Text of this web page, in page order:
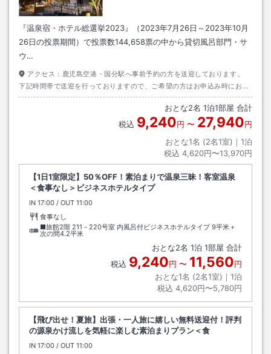
『温泉宿・ホテル総選挙2023』（2023年7月26日～2023年10月
26日の投票期間）で投票数144,658票の中から貸切風呂部門・サ
ウ…
アクセス： 鹿児島空港・国分駅へ事前予約の方を送迎しております。
下記時間帯で送迎を行っておりますので、ご希望の方はお申込み時にお申
しつけください。 チェックイン前：１６時、１７時、１８時、１９時 チ
ェックアウト後：８時、９時、１０時、１１時おとな2名 1泊1部屋 合計
税込 9,240円 〜 27,940円
おとな1名 (2名1室)｜ 1泊
税込 4,620円〜13,970円
【1日1室限定】50％OFF！素泊まりで温泉三昧！客室温泉
＜食事なし＞ビジネスホテルタイプ
IN チェックイン
17:00 / OUT チェックアウト
11:00
食事なし
■旅館2階 211－220号室 内風呂付ビジネスホテルタイプ 9平米＋
次の間4.2平米
おとな2名 1泊 1部屋 合計
税込 9,240円 〜 11,560円
おとな1名 (2名1室)｜ 1泊
税込 4,620円〜5,780円
【飛び出せ！夏旅】出張・一人旅に嬉しい無料送迎付！評判
の源泉かけ流しを気軽に楽しむ素泊まりプラン＜食
IN チェックイン
17:00 / OUT チェックアウト
11:00